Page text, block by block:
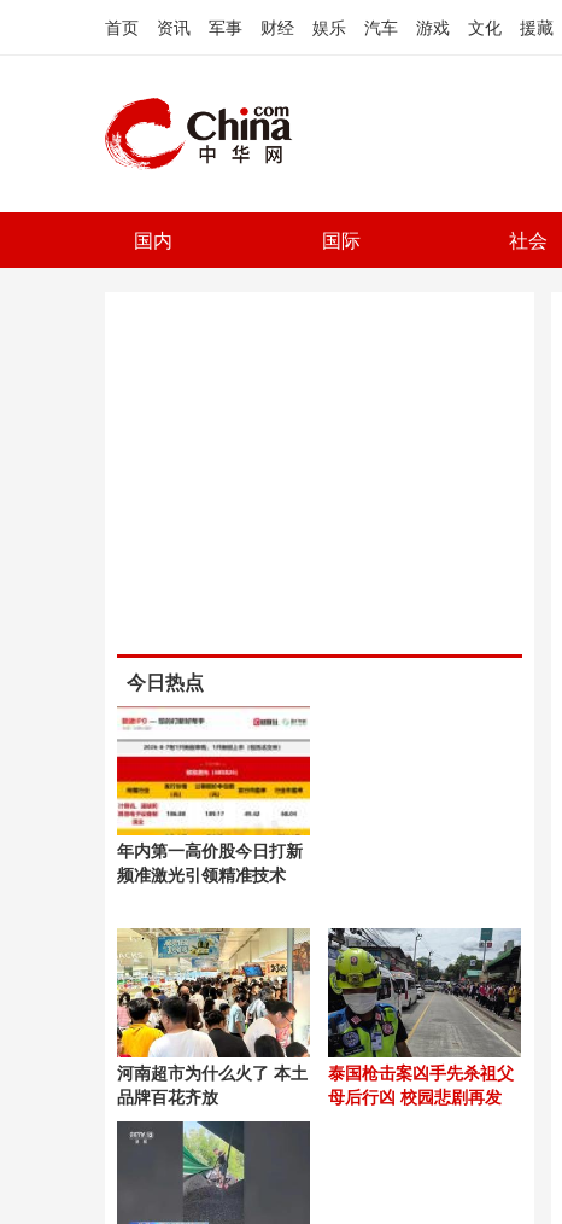
首页 资讯 军事 财经 娱乐 汽车 游戏 文化 援藏
国内 国际 社会
今日热点
年内第一高价股今日打新
频准激光引领精准技术
河南超市为什么火了 本土
品牌百花齐放
泰国枪击案凶手先杀祖父
母后行凶 校园悲剧再发